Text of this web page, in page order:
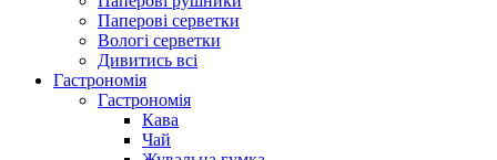
Паперові серветки
Вологі серветки
Дивитись всі
Гастрономія
Гастрономія
Кава
Чай